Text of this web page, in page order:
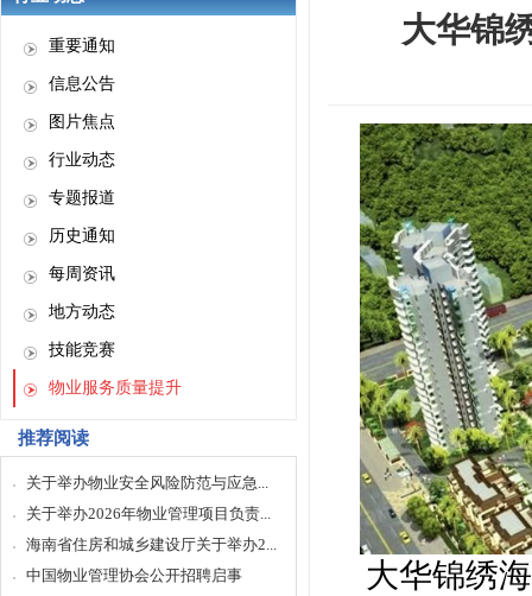
重要通知
信息公告
图片焦点
行业动态
专题报道
历史通知
每周资讯
地方动态
技能竞赛
物业服务质量提升
推荐阅读
关于举办物业安全风险防范与应急...
关于举办2026年物业管理项目负责...
海南省住房和城乡建设厅关于举办2...
中国物业管理协会公开招聘启事
大华锦
大华锦绣